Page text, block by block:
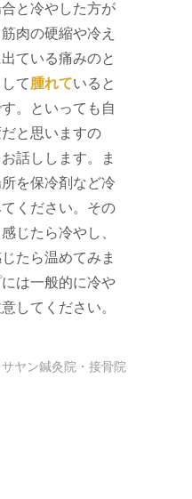
と冷やした方が
肉の硬縮や冷え
ている痛みのと
て腫れていると
。といっても自
と思いますの
お話しします。ま
を保冷剤など冷
ください。その
じたら冷やし、
たら温めてみま
は一般的に冷や
してください。
サヤン鍼灸院・接骨院